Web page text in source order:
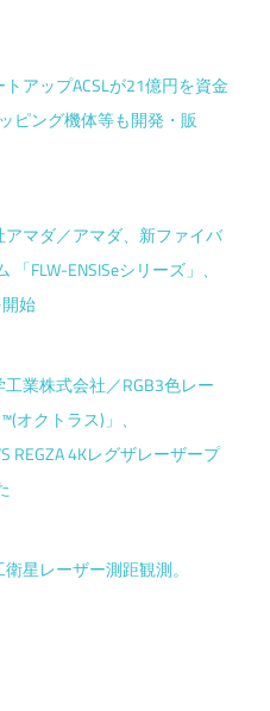
アップACSLが21億円を資金
ピング機体等も開発・販
アマダ／アマダ、新ファイバ
FLW-ENSISeシリーズ」、
始
工業株式会社／RGB3色レー
オクトラス)」、
REGZA 4Kレグザレーザープ
星レーザー測距観測。